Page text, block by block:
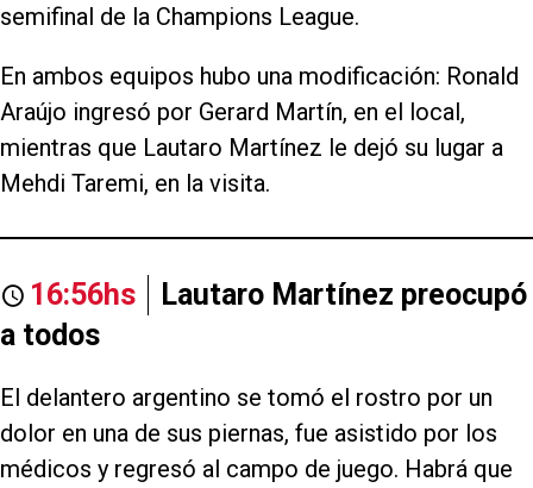
semifinal de la Champions League.
En ambos equipos hubo una modificación: Ronald
Araújo ingresó por Gerard Martín, en el local,
mientras que Lautaro Martínez le dejó su lugar a
Mehdi Taremi, en la visita.
16:56hs
Lautaro Martínez preocupó
a todos
El delantero argentino se tomó el rostro por un
dolor en una de sus piernas, fue asistido por los
médicos y regresó al campo de juego. Habrá que